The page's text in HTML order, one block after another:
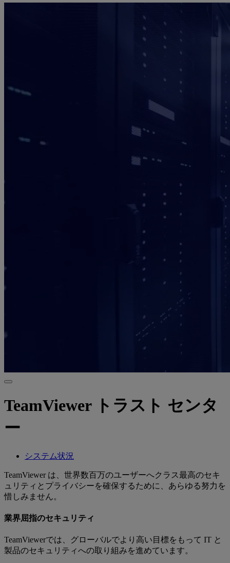
TeamViewer トラスト センタ
ー
システム状況
TeamViewer は、世界数百万のユーザーへクラス最高のセキ
ュリティとプライバシーを確保するために、あらゆる努力を
惜しみません。
業界屈指のセキュリティ
TeamViewerでは、グローバルでより高い目標をもって IT と
製品のセキュリティへの取り組みを進めています。